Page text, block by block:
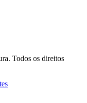
Todos os direitos